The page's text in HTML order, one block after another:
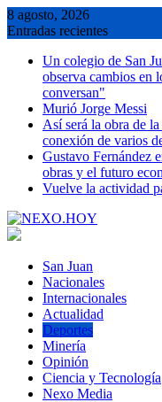
Saltar
al
8 agosto, 2026
Entradas recientes
Un colegio de San
observa cambios en
conversan"
Murió Jorge Messi
Así será la obra de
conexión de varios
Gustavo Fernández
obras y el futuro
Vuelve la actividad
San Juan
Nacionales
Internacionales
Actualidad
Deportes
Minería
Opinión
Ciencia y Tecnología
Nexo Media